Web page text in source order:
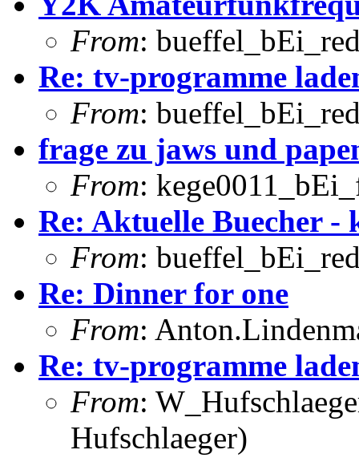
From:
Re: tv-programme
From:
frage zu jaws und
From:
Re: Aktuelle Buecher -
From:
Re: Dinner for one
From:
Re: tv-programme
From:
Hufschlaeger)